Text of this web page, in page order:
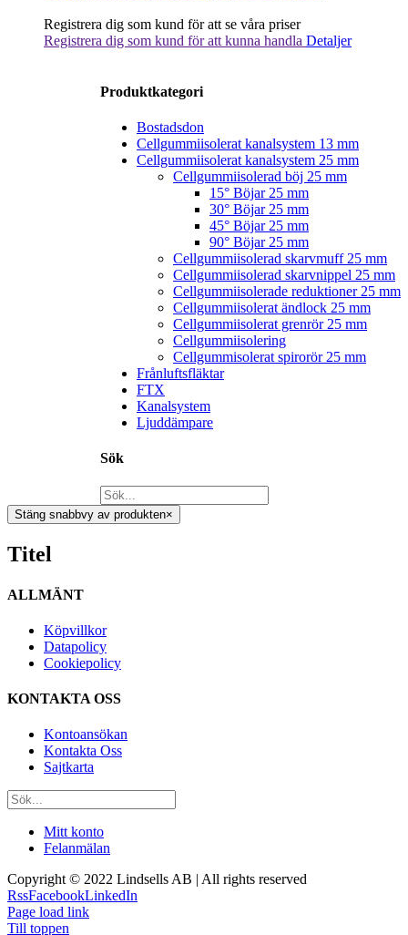
Registrera dig som kund för att se våra priser
Registrera dig som kund för att kunna handla Detaljer
Produktkategori
Bostadsdon
Cellgummiisolerat kanalsystem 13 mm
Cellgummiisolerat kanalsystem 25 mm
Cellgummiisolerad böj 25 mm
15° Böjar 25 mm
30° Böjar 25 mm
45° Böjar 25 mm
90° Böjar 25 mm
Cellgummiisolerad skarvmuff 25 mm
Cellgummiisolerad skarvnippel 25 mm
Cellgummiisolerade reduktioner 25 mm
Cellgummiisolerat ändlock 25 mm
Cellgummiisolerat grenrör 25 mm
Cellgummiisolering
Cellgummisolerat spirorör 25 mm
Frånluftsfläktar
FTX
Kanalsystem
Ljuddämpare
Sök
Stäng snabbvy av produkten×
Titel
ALLMÄNT
Köpvillkor
Datapolicy
Cookiepolicy
KONTAKTA OSS
Kontoansökan
Kontakta Oss
Sajtkarta
Mitt konto
Felanmälan
Copyright © 2022 Lindsells AB | All rights reserved
RssFacebookLinkedIn
Page load link
Till toppen